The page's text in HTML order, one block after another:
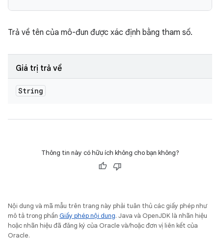
Trả về tên của mô-đun được xác định bằng tham số.
Giá trị trả về
String
Thông tin này có hữu ích không cho bạn không?
Nội dung và mã mẫu trên trang này phải tuân thủ các giấy phép như
mô tả trong phần Giấy phép nội dung. Java và OpenJDK là nhãn hiệu
hoặc nhãn hiệu đã đăng ký của Oracle và/hoặc đơn vị liên kết của
Oracle.